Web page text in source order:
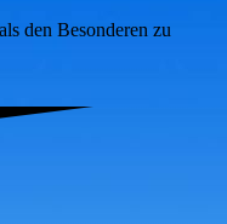
den Besonderen zu